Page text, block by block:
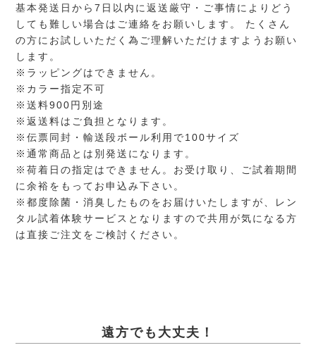
基本発送日から7日以内に返送厳守・ご事情によりどう
しても難しい場合はご連絡をお願いします。 たくさん
の方にお試しいただく為ご理解いただけますようお願い
します。
※ラッピングはできません。
※カラー指定不可
※送料900円別途
※返送料はご負担となります。
※伝票同封・輸送段ボール利用で100サイズ
※通常商品とは別発送になります。
※荷着日の指定はできません。お受け取り、ご試着期間
に余裕をもってお申込み下さい。
※都度除菌・消臭したものをお届けいたしますが、レン
タル試着体験サービスとなりますので共用が気になる方
は直接ご注文をご検討ください。
遠方でも大丈夫！